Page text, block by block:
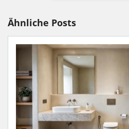
Ähnliche Posts